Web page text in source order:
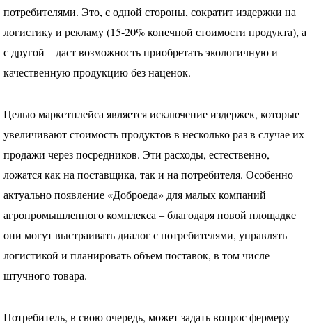
потребителями. Это, с одной стороны, сократит издержки на
логистику и рекламу (15-20% конечной стоимости продукта), а
с другой – даст возможность приобретать экологичную и
качественную продукцию без наценок.
Целью маркетплейса является исключение издержек, которые
увеличивают стоимость продуктов в несколько раз в случае их
продажи через посредников. Эти расходы, естественно,
ложатся как на поставщика, так и на потребителя. Особенно
актуально появление «Доброеда» для малых компаний
агропромышленного комплекса – благодаря новой площадке
они могут выстраивать диалог с потребителями, управлять
логистикой и планировать объем поставок, в том числе
штучного товара.
Потребитель, в свою очередь, может задать вопрос фермеру